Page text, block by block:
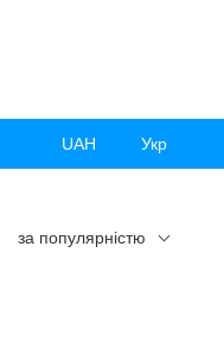
UAH Укр
за популярністю